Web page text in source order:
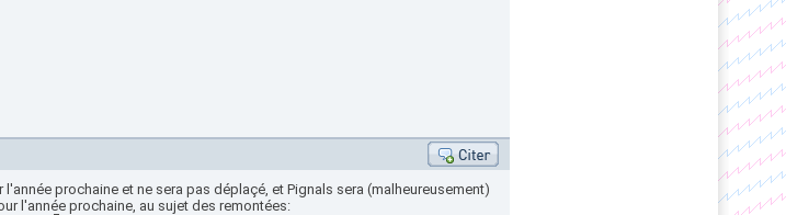
prochaine et ne sera pas déplaçé, et Pignals sera (malheureusement)
l'année prochaine, au sujet des remontées: